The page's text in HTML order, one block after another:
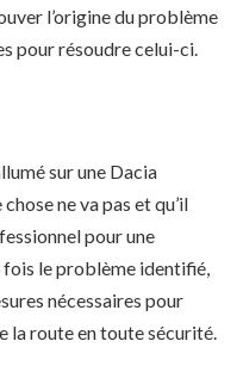
l’origine du problème
pour résoudre celui-ci.
sur une Dacia
ne va pas et qu’il
pour une
le problème identifié,
nécessaires pour
la route en toute sécurité.